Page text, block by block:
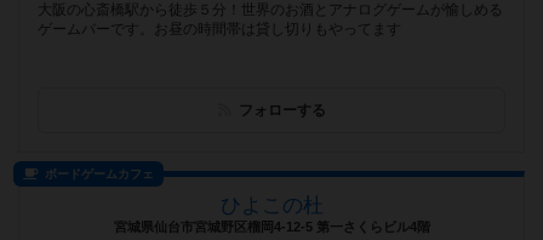
大阪の心斎橋駅から徒歩５分！世界のお酒とアナログゲームが愉しめる
ゲームバーです。お昼の時間帯は貸し切りもやってます
フォローする
ボードゲームカフェ
ひよこの杜
宮城県仙台市宮城野区榴岡4-12-5 第一さくらビル4階